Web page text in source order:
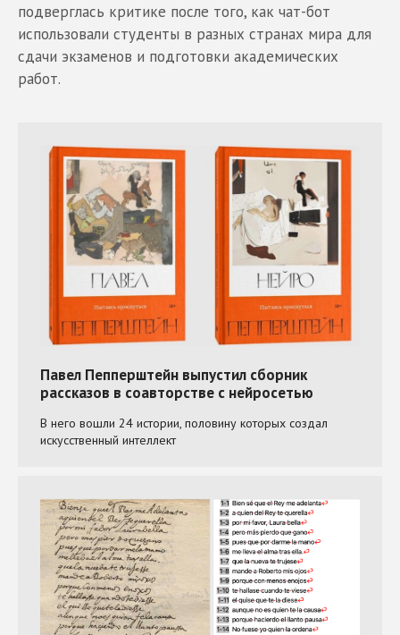
подверглась критике после того, как чат-бот
использовали студенты в разных странах мира для
сдачи экзаменов и подготовки академических
работ.